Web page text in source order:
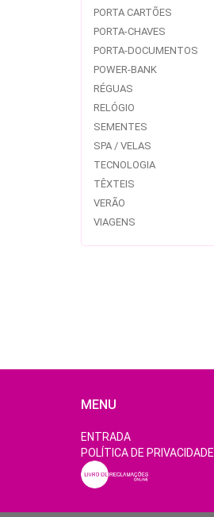
PORTA CARTÕES
PORTA-CHAVES
PORTA-DOCUMENTOS
POWER-BANK
RÉGUAS
RELÓGIO
SEMENTES
SPA / VELAS
TECNOLOGIA
TÊXTEIS
VERÃO
VIAGENS
MENU
ENTRADA
POLÍTICA DE PRIVACIDADE